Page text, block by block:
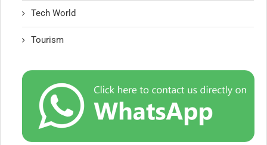
Tech World
Tourism